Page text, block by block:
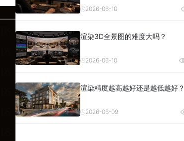
2026-06-10
渲染3D全景图的难度大吗？
2026-06-10
渲染精度越高越好还是越低越好？
2026-06-09